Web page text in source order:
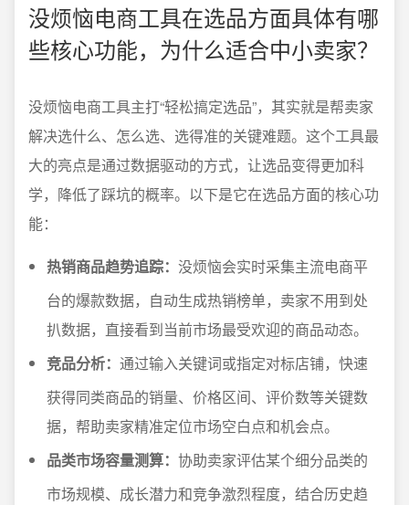
没烦恼电商工具在选品方面具体有哪
些核心功能，为什么适合中小卖家？
没烦恼电商工具主打“轻松搞定选品”，其实就是帮卖家
解决选什么、怎么选、选得准的关键难题。这个工具最
大的亮点是通过数据驱动的方式，让选品变得更加科
学，降低了踩坑的概率。以下是它在选品方面的核心功
能：
热销商品趋势追踪： 没烦恼会实时采集主流电商平
台的爆款数据，自动生成热销榜单，卖家不用到处
扒数据，直接看到当前市场最受欢迎的商品动态。
竞品分析： 通过输入关键词或指定对标店铺，快速
获得同类商品的销量、价格区间、评价数等关键数
据，帮助卖家精准定位市场空白点和机会点。
品类市场容量测算： 协助卖家评估某个细分品类的
市场规模、成长潜力和竞争激烈程度，结合历史趋